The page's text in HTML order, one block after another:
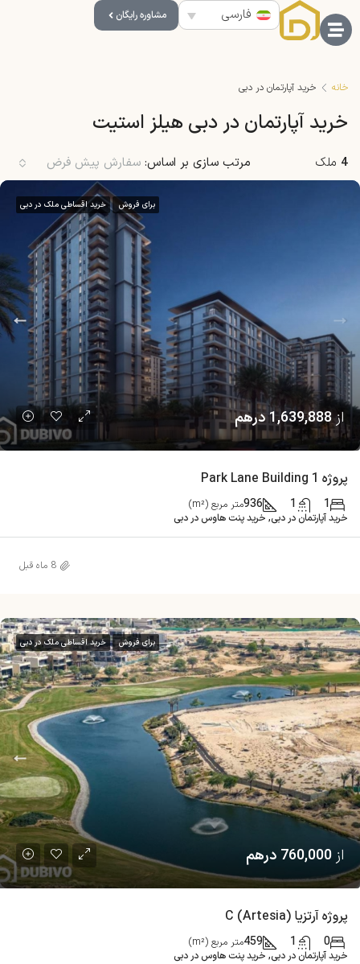
فارسی مشاوره رایگان
خانه خرید آپارتمان در دبی
خرید آپارتمان در دبی هیلز استیت
4 ملک مرتب سازی بر اساس: سفارش پیش فرض
برای فروش خرید اقساطی ملک در دبی
از1,639,888 درهم
پروژه Park Lane Building 1
1
1
936متر مربع (m²)
خرید آپارتمان در دبی, خرید پنت هاوس در دبی
8 ماه قبل
برای فروش خرید اقساطی ملک در دبی
از 760,000 درهم
پروژه آرتزیا (Artesia) C
0
1
459متر مربع (m²)
خرید آپارتمان در دبی, خرید پنت هاوس در دبی